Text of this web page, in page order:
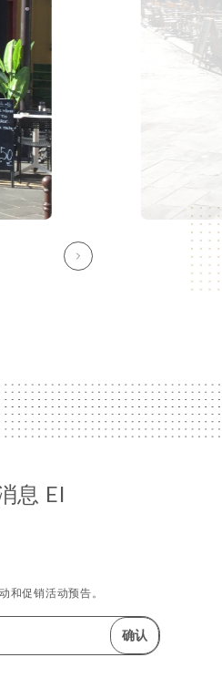
息 El
和促销活动预告。
确认